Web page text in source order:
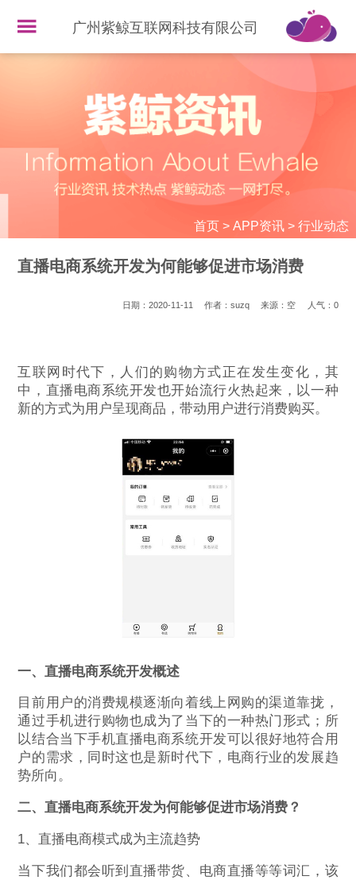
广州紫鲸互联网科技有限公司
首页> APP资讯> 行业动态
直播电商系统开发为何能够促进市场消费
日期：2020-11-11 作者：suzq 来源：空 人气： 0
互联网时代下，人们的购物方式正在发生变化，其
中，直播电商系统开发也开始流行火热起来，以一种
新的方式为用户呈现商品，带动用户进行消费购买。
一、直播电商系统开发概述
目前用户的消费规模逐渐向着线上网购的渠道靠拢，
通过手机进行购物也成为了当下的一种热门形式；所
以结合当下手机直播电商系统开发可以很好地符合用
户的需求，同时这也是新时代下，电商行业的发展趋
势所向。
二、直播电商系统开发为何能够促进市场消费？
1、直播电商模式成为主流趋势
当下我们都会听到直播带货、电商直播等等词汇，该